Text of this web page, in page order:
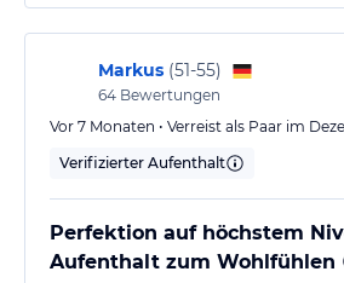
und hätten es nicht besser treffen
Ein ganz besonderer Dank gilt dem
insbesondere Ercan von der
das großzügige Upgrade, über das
gefreut haben. Ebenso möchten wir
Markus (51-55)
64 Bewertungen
Vor 7 Monaten • Verreist als Paar im
Verifizierter Aufenthalt
Perfektion auf höchstem
Aufenthalt zum Wohlfühlen